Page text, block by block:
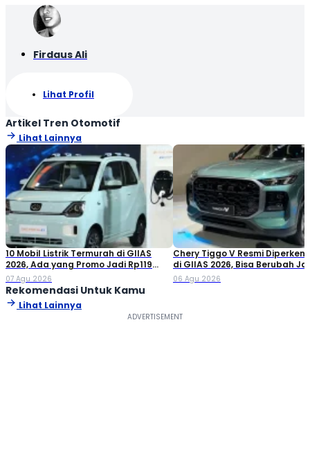
Firdaus Ali
Lihat Profil
Artikel Tren Otomotif
Lihat Lainnya
10 Mobil Listrik Termurah di GIIAS
2026, Ada yang Promo Jadi Rp119
Jutaan!
07 Agu 2026
Chery Tiggo V Resmi
di GIIAS 2026, Bisa Berubah
Double Cabin
06 Agu 2026
Rekomendasi Untuk Kamu
Lihat Lainnya